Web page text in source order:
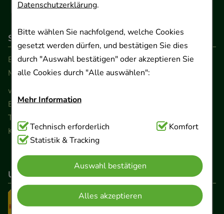
Datenschutzerklärung.
Bitte wählen Sie nachfolgend, welche Cookies
gesetzt werden dürfen, und bestätigen Sie dies
durch "Auswahl bestätigen" oder akzeptieren Sie
alle Cookies durch "Alle auswählen":
Mehr Information
Technisch Notwendig:Hierbei handelt es sich um
Cookies, die für die Grundfunktionen unserer
Website notwendig sind (z.B. Navigation,
Warenkorb, Kundenkonto), weshalb auf diese nicht
verzichtet werden kann.
Komfort:Diese Cookies werden genutzt um das
Technisch erforderlich
Komfort
Statistik & Tracking
Auswahl bestätigen
Alles akzeptieren
So erreichen Sie uns
Beratung und Kundenservice:
Montag - Freitag von 9.00 bis 17.00 Uhr
www.ApoSalis.de
Ernst-August-Platz 2 · 30159 Hannover
Telefon 0511 89 71 80 0 · Fax 0511 89 71 80 11
Kontaktformular
Unser Versanddienstleister